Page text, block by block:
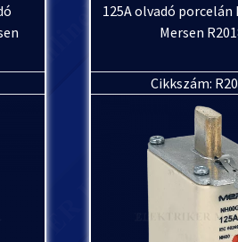
125A olvadó
Mersen
Cikkszám: